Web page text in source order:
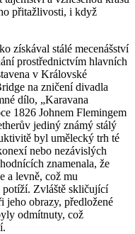
přitažlivosti, i když
získával stálé mecenášství
prostřednictvím hlavních
v Královské
na zničení divadla
dílo, „Karavana
1826 Johnem Flemingem
jediný známý stálý
byl umělecký trh té
nebo nezávislých
znamenala, že
a levně, což mu
Zvláště skličující
jeho obrazy, předložené
odmítnuty, což